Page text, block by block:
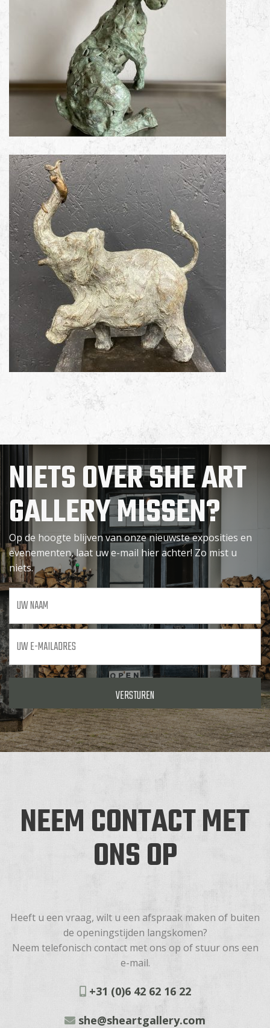
NIETS OVER SHE ART
GALLERY MISSEN?
Op de hoogte blijven van onze nieuwste exposities en
evenementen, laat uw e-mail hier achter! Zo mist u
niets.
naam
mailadres *
NEEM CONTACT MET
ONS OP
Heeft u een vraag, wilt u een afspraak maken of buiten
de openingstijden langskomen?
Neem telefonisch contact met ons op of stuur ons een
e-mail.
+31 (0)6 42 62 16 22
she@sheartgallery.com